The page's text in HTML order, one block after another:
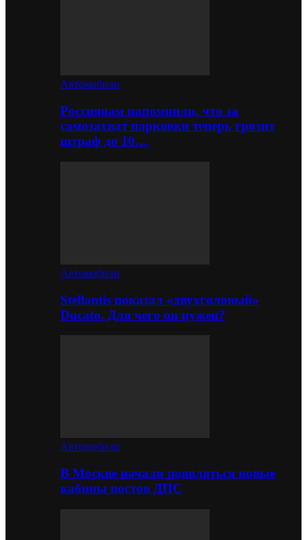
Автомобили
Россиянам напомнили, что за
самозахват парковки теперь грозит
штраф до 10…
Автомобили
Stellantis показал «двухголовый»
Ducato. Для чего он нужен?
Автомобили
В Москве начали появляться новые
кабины постов ДПС